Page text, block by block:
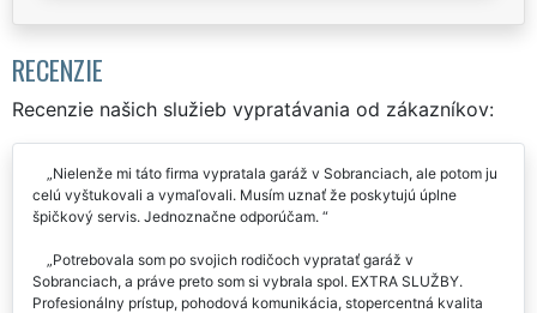
RECENZIE
Recenzie našich služieb vypratávania od zákazníkov:
Nielenže mi táto firma vypratala garáž v Sobranciach, ale potom ju
celú vyštukovali a vymaľovali. Musím uznať že poskytujú úplne
špičkový servis. Jednoznačne odporúčam.
Potrebovala som po svojich rodičoch vypratať garáž v
Sobranciach, a práve preto som si vybrala spol. EXTRA SLUŽBY.
Profesionálny prístup, pohodová komunikácia, stopercentná kvalita